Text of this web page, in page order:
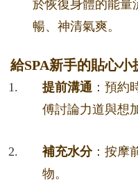
於恢復身體的能量
暢、神清氣爽。
給SPA新手的貼心小
提前溝通 ：預約
傅討論力道與想
補充水分：按摩
物。